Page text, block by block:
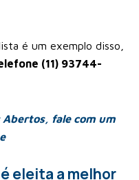
é um exemplo disso,
(11) 93744-
Abertos, fale com um
eleita a melhor